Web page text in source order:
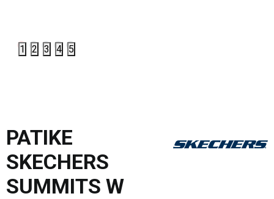
1 2 3 4 5
PATIKE
SKECHERS
SUMMITS W